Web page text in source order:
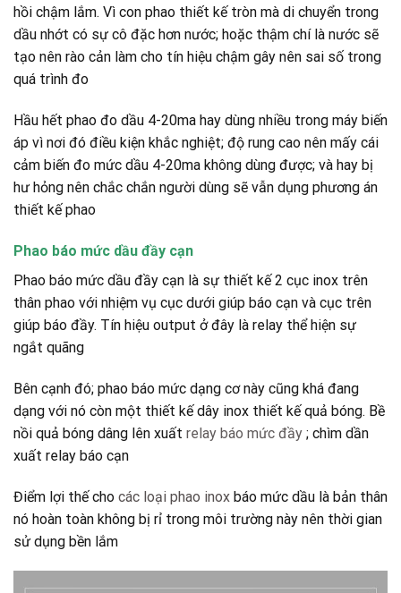
hồi chậm lắm. Vì con phao thiết kế tròn mà di chuyển trong
dầu nhớt có sự cô đặc hơn nước; hoặc thậm chí là nước sẽ
tạo nên rào cản làm cho tín hiệu chậm gây nên sai số trong
quá trình đo
Hầu hết phao đo dầu 4-20ma hay dùng nhiều trong máy biến
áp vì nơi đó điều kiện khắc nghiệt; độ rung cao nên mấy cái
cảm biến đo mức dầu 4-20ma không dùng được; và hay bị
hư hỏng nên chắc chắn người dùng sẽ vẫn dụng phương án
thiết kế phao
Phao báo mức dầu đầy cạn
Phao báo mức dầu đầy cạn là sự thiết kế 2 cục inox trên
thân phao với nhiệm vụ cục dưới giúp báo cạn và cục trên
giúp báo đầy. Tín hiệu output ở đây là relay thể hiện sự
ngắt quãng
Bên cạnh đó; phao báo mức dạng cơ này cũng khá đang
dạng với nó còn một thiết kế dây inox thiết kế quả bóng. Bề
nồi quả bóng dâng lên xuất relay báo mức đầy ; chìm dần
xuất relay báo cạn
Điểm lợi thế cho các loại phao inox báo mức dầu là bản thân
nó hoàn toàn không bị rỉ trong môi trường này nên thời gian
sử dụng bền lắm